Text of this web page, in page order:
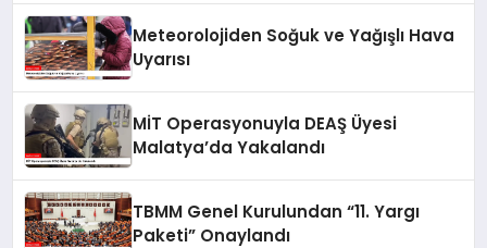
Meteorolojiden Soğuk ve Yağışlı Hava
Uyarısı
MİT Operasyonuyla DEAŞ Üyesi
Malatya’da Yakalandı
TBMM Genel Kurulundan “11. Yargı
Paketi” Onaylandı